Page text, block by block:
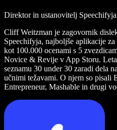
Direktor in ustanovitelj Speechifyja
Cliff Weitzman je zagovornik
Speechifyja, najboljše aplikacije
kot 100.000 ocenami s 5
Novice & Revije v App Storu.
seznamu 30 under 30 zaradi dela
učnimi težavami. O njem so pisali
Entrepreneur, Mashable in drugi